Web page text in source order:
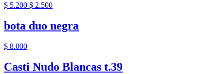
$ 5.200 $ 2.500
bota duo negra
$ 8.000
Casti Nudo Blancas t.39